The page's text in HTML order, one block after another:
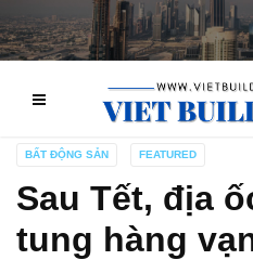
BẤT ĐỘNG SẢN FEATURED
Sau Tết, địa
tung hàng